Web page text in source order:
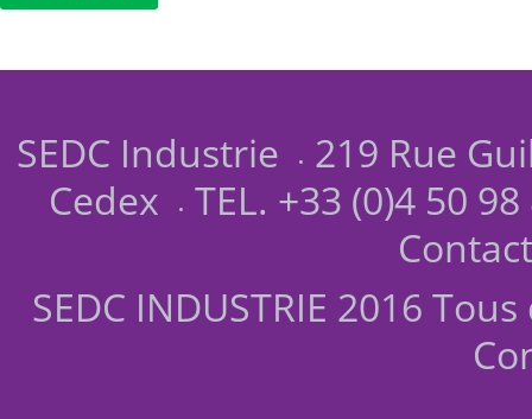
SEDC Industrie
219 Rue
Cedex
TEL. +33 (0)4 50
Contact
SEDC INDUSTRIE 2016